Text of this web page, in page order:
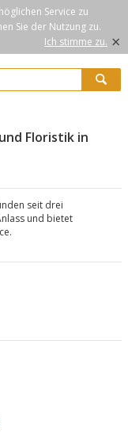
Service zu
Sie der Nutzung zu.
Ich stimme zu. ×
Floristik in
seit drei
und bietet